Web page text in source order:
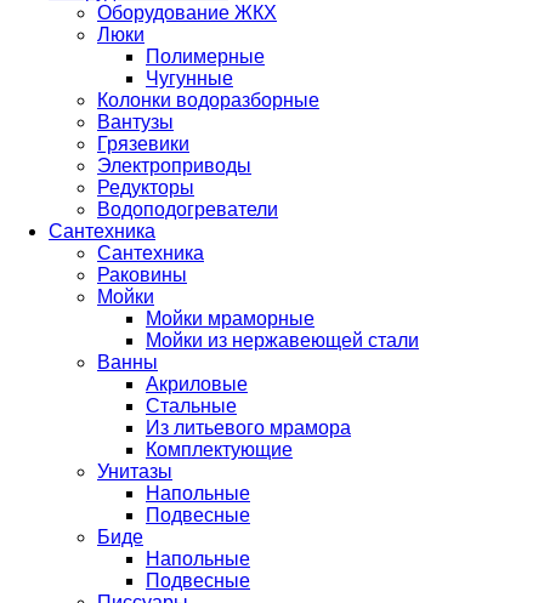
Оборудование ЖКХ
Люки
Полимерные
Чугунные
Колонки водоразборные
Вантузы
Грязевики
Электроприводы
Редукторы
Водоподогреватели
Сантехника
Сантехника
Раковины
Мойки
Мойки мраморные
Мойки из нержавеющей стали
Ванны
Акриловые
Стальные
Из литьевого мрамора
Комплектующие
Унитазы
Напольные
Подвесные
Биде
Напольные
Подвесные